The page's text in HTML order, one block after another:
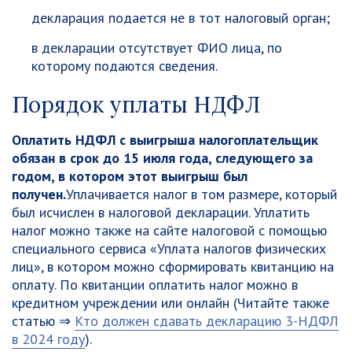
декларация подается не в тот налоговый орган;
в декларации отсутствует ФИО лица, по
которому подаются сведения.
Порядок уплаты НДФЛ
Оплатить НДФЛ с выигрыша налогоплательщик
обязан в срок до 15 июля года, следующего за
годом, в котором этот выигрыш был
получен.Уплачивается налог в том размере, который
был исчислен в налоговой декларации. Уплатить
налог можно также на сайте налоговой с помощью
специального сервиса «Уплата налогов физических
лиц», в котором можно сформировать квитанцию на
оплату. По квитанции оплатить налог можно в
кредитном учреждении или онлайн (Читайте также
статью ⇒ Кто должен сдавать декларацию 3-НДФЛ
в 2024 году).